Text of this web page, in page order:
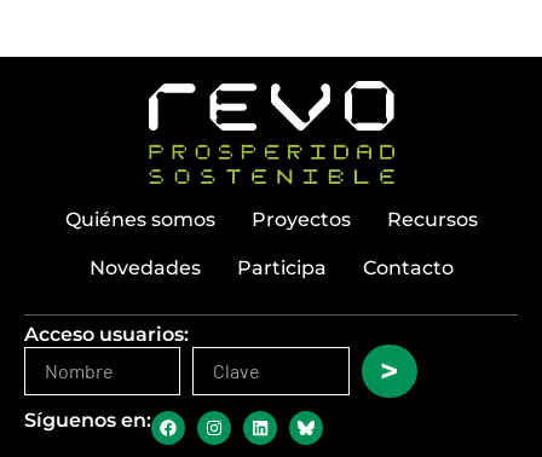
Quiénes somos Proyectos Recursos
Novedades Participa Contacto
Acceso usuarios:
>
Síguenos en: